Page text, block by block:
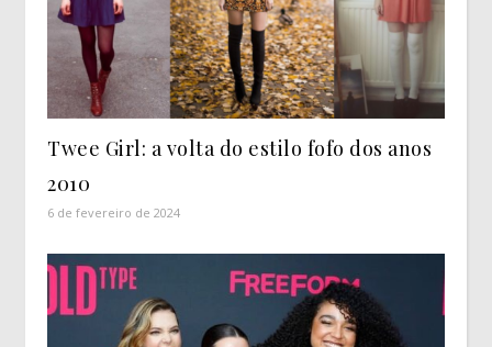
Twee Girl: a volta do estilo fofo dos anos
2010
6 de fevereiro de 2024